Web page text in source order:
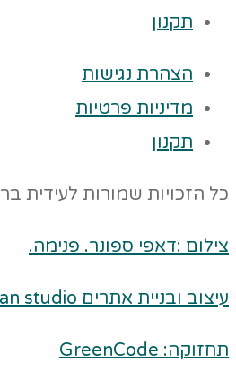
תקנון
הצהרת נגישות
מדיניות פרטיות
תקנון
כל הזכויות שמורות לעידית בר
צילום :דאפי ספונר. פנימה.
עיצוב ובניית אתרים Made with ❤ hazan studio
תחזוקה: GreenCode